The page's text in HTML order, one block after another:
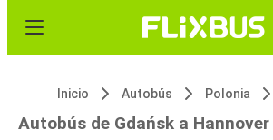
Inicio Autobús Polonia
Autobús de Gdańsk a Hannover